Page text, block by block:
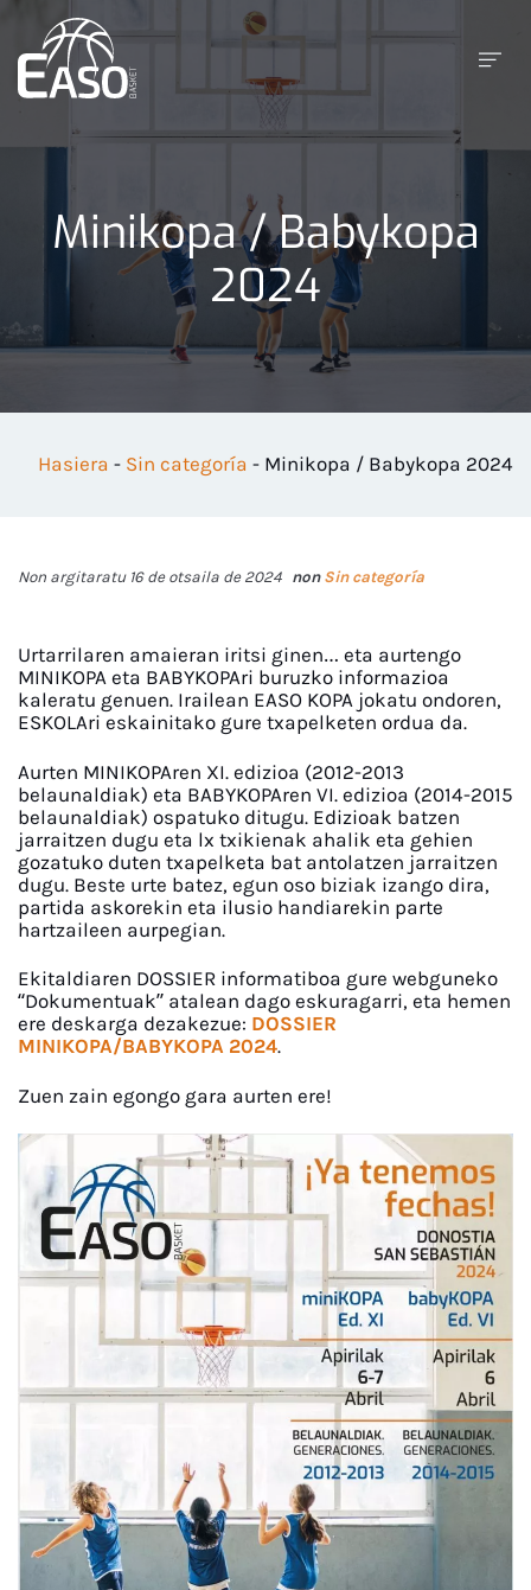
Minikopa / Babykopa
2024
Hasiera - Sin categoría - Minikopa / Babykopa 2024
Non argitaratu 16 de otsaila de 2024 non Sin categoría
Urtarrilaren amaieran iritsi ginen… eta aurtengo
MINIKOPA eta BABYKOPAri buruzko informazioa
kaleratu genuen. Irailean EASO KOPA jokatu ondoren,
ESKOLAri eskainitako gure txapelketen ordua da.
Aurten MINIKOPAren XI. edizioa (2012-2013
belaunaldiak) eta BABYKOPAren VI. edizioa (2014-2015
belaunaldiak) ospatuko ditugu. Edizioak batzen
jarraitzen dugu eta lx txikienak ahalik eta gehien
gozatuko duten txapelketa bat antolatzen jarraitzen
dugu. Beste urte batez, egun oso biziak izango dira,
partida askorekin eta ilusio handiarekin parte
hartzaileen aurpegian.
Ekitaldiaren DOSSIER informatiboa gure webguneko
“Dokumentuak” atalean dago eskuragarri, eta hemen
ere deskarga dezakezue: DOSSIER
MINIKOPA/BABYKOPA 2024.
Zuen zain egongo gara aurten ere!